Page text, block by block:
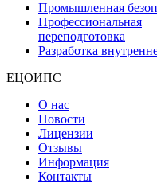
Промышленная
Профессиональная
переподготовка
Разработка
ЕЦОИПС
О нас
Новости
Лицензии
Отзывы
Информация
Контакты